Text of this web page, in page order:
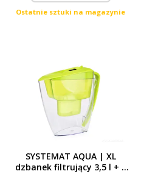
Ostatnie sztuki na magazynie
SYSTEMAT AQUA | XL
dzbanek filtrujący 3,5 l + 1